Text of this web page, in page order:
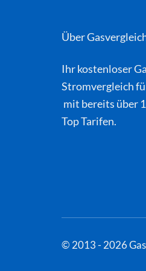
Über
Ihr kostenloser
Stromvergleich
mit bereits über
Top Tarifen.
© 2013 - 2026